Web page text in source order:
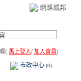
網路城邦
( 馬上登入/ 加入會員)
市政中心 (0)